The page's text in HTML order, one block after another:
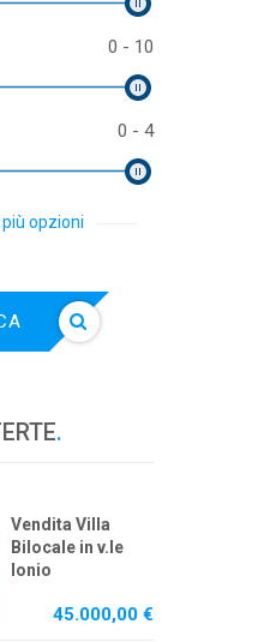
0 - 10
0 - 4
opzioni
.
Vendita Villa
Bilocale in v.le
Ionio
45.000,00 €